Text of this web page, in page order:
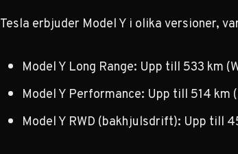
Tesla erbjuder Model Y i olika versioner,
Model Y Long Range: Upp till 533 km
Model Y Performance: Upp till 514 km
Model Y RWD (bakhjulsdrift): Upp till